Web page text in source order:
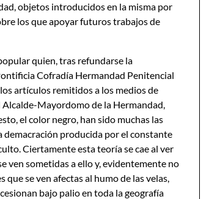
objetos introducidos en la misma por
los que apoyar futuros trabajos de
quien, tras refundarse la
Cofradía Hermandad Penitencial
artículos remitidos a los medios de
Mayordomo de la Hermandad,
el color negro, han sido muchas las
demacración producida por el constante
Ciertamente esta teoría se cae al ver
ven sometidas a ello y, evidentemente no
que se ven afectas al humo de las velas,
bajo palio en toda la geografía